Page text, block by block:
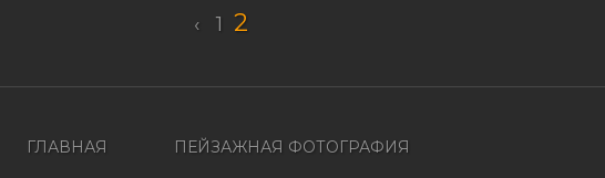
‹ 1 2
ГЛАВНАЯ ПЕЙЗАЖНАЯ ФОТОГРАФИЯ